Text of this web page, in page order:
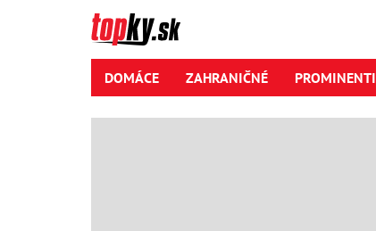
DOMÁCE ZAHRANIČNÉ PROMINENTI